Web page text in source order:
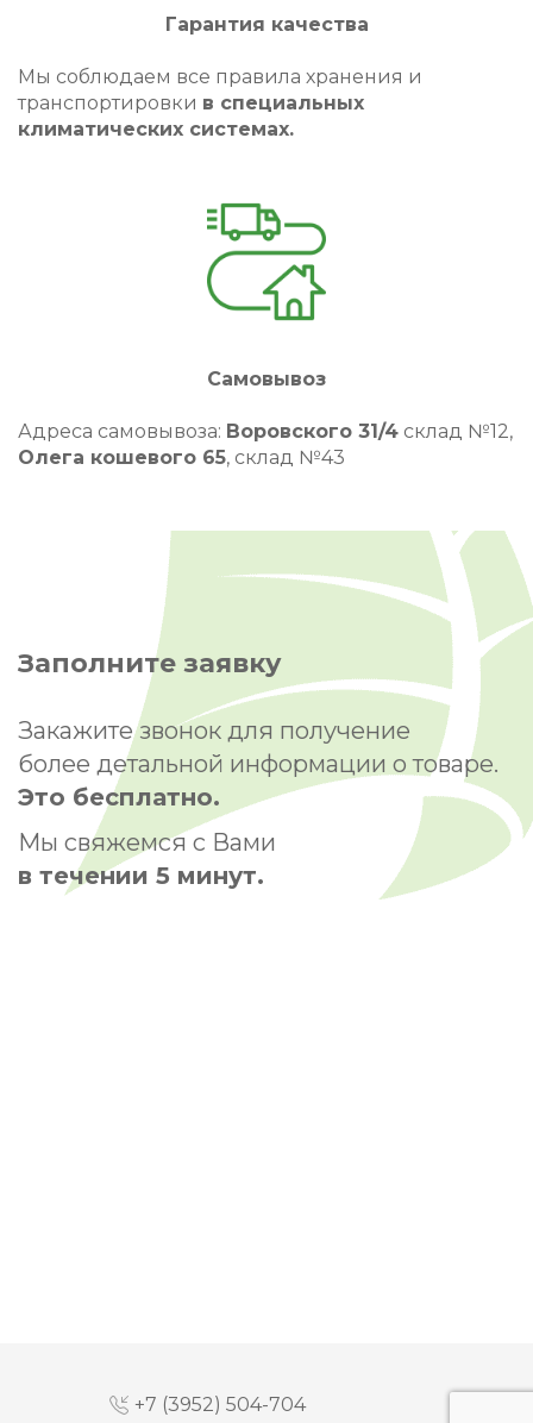
Гарантия качества
Мы соблюдаем все правила хранения и
транспортировки в специальных
климатических системах.
Самовывоз
Адреса самовывоза: Воровского 31/4 склад №12,
Олега кошевого 65, склад №43
Заполните заявку
Закажите звонок для получение
более детальной информации о товаре.
Это бесплатно.
Мы свяжемся с Вами
в течении 5 минут.
+7 (3952) 504-704